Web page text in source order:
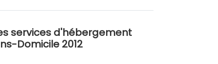
services d'hébergement
Domicile 2012